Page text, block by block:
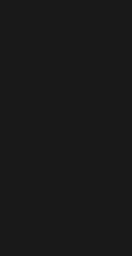
ventana)
ventana)